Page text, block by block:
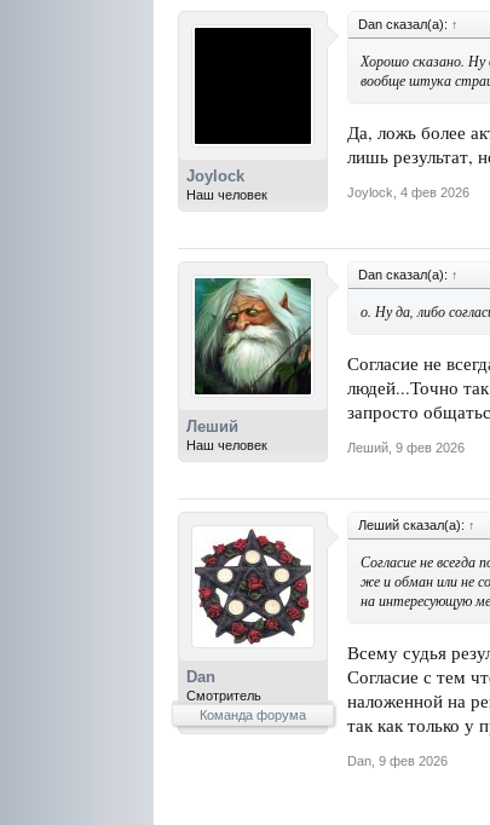
Joylock
Наш человек
Dan сказал(а): ↑
Хорошо сказано. Ну
вообще штука
Да, ложь более
лишь результат,
Joylock 4 фев 2026
Леший
Наш человек
Dan сказал(а): ↑
о. Ну да, либо
Согласие не
людей...Точно
запросто
Леший 9 фев 2026
Dan
Смотритель
Команда форума
Леший сказал(а): ↑
Согласие не всегда
же и обман или не
на интересующую
Всему судья
Согласие с тем
наложенной на
так как только у
Dan 9 фев 2026